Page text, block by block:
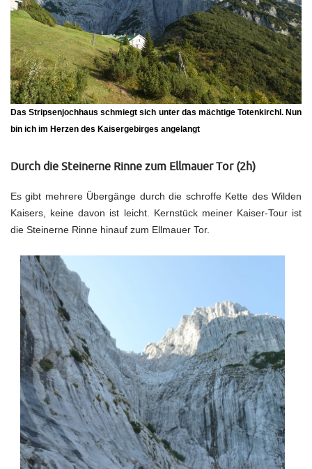
DasStripsenjochhaus schmiegt sich unter das mächtige Totenkirchl. Nun
bin ich im Herzen des Kaisergebirges angelangt
Durch die Steinerne Rinne zum Ellmauer Tor (2h)
Es gibt mehrere Übergänge durch die schroffe Kette des Wilden
Kaisers, keine davon ist leicht. Kernstück meiner Kaiser-Tour ist
die Steinerne Rinne hinauf zum Ellmauer Tor.